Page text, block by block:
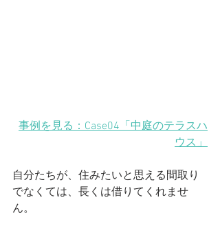
事例を見る：Case04「中庭のテラスハ
ウス」
自分たちが、住みたいと思える間取り
でなくては、長くは借りてくれませ
ん。